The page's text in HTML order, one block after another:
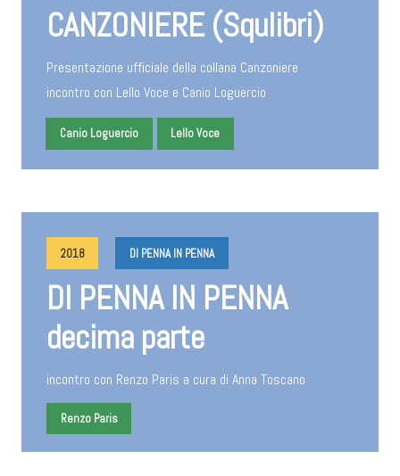
CANZONIERE (Squlibri)
Presentazione ufficiale della collana Canzoniere
incontro con Lello Voce e Canio Loguercio
Canio Loguercio Lello Voce
2018 DI PENNA IN PENNA
DI PENNA IN PENNA
decima parte
incontro con Renzo Paris a cura di Anna Toscano
Renzo Paris